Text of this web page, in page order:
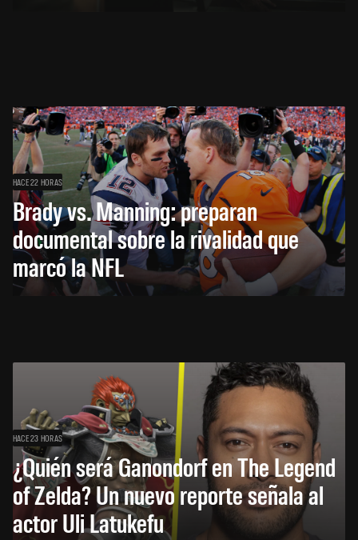
HACE 22 HORAS
Brady vs. Manning: preparan
documental sobre la rivalidad que
marcó la NFL
HACE 23 HORAS
¿Quién será Ganondorf en The Legend
of Zelda? Un nuevo reporte señala al
actor Uli Latukefu